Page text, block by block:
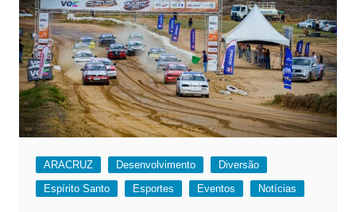
ARACRUZ Desenvolvimento
Diversão
Espírito Santo
Esportes Eventos Notícias